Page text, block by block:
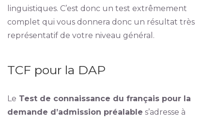
linguistiques. C’est donc un test extrêmement
complet qui vous donnera donc un résultat très
représentatif de votre niveau général.
TCF pour la DAP
Le Test de connaissance du français pour la
demande d’admission préalable s’adresse à